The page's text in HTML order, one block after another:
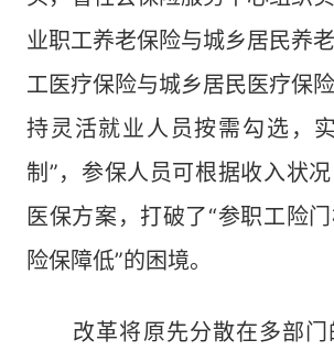
业职工养老保险与城乡居民养
工医疗保险与城乡居民医疗保
持灵活就业人员按需勾选，
制”，参保人员可根据收入状
医保方案，打破了“参职工险
险保障低”的困境。
改革将原先分散在多部门